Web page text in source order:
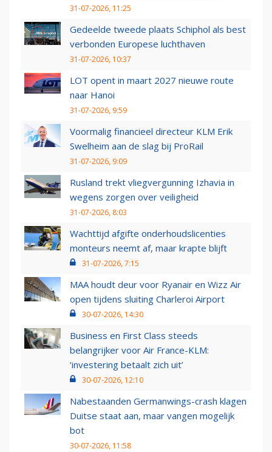
31-07-2026, 11:25
Gedeelde tweede plaats Schiphol als best
verbonden Europese luchthaven
31-07-2026, 10:37
LOT opent in maart 2027 nieuwe route
naar Hanoi
31-07-2026, 9:59
Voormalig financieel directeur KLM Erik
Swelheim aan de slag bij ProRail
31-07-2026, 9:09
Rusland trekt vliegvergunning Izhavia in
wegens zorgen over veiligheid
31-07-2026, 8:03
Wachttijd afgifte onderhoudslicenties
monteurs neemt af, maar krapte blijft
31-07-2026, 7:15
MAA houdt deur voor Ryanair en Wizz Air
open tijdens sluiting Charleroi Airport
30-07-2026, 14:30
Business en First Class steeds
belangrijker voor Air France-KLM:
‘investering betaalt zich uit’
30-07-2026, 12:10
Nabestaanden Germanwings-crash klagen
Duitse staat aan, maar vangen mogelijk
bot
30-07-2026, 11:58